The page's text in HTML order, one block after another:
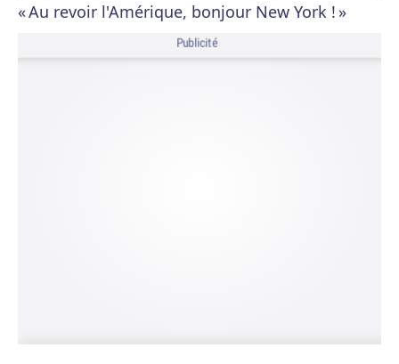
« Au revoir l'Amérique, bonjour New York ! »
Publicité